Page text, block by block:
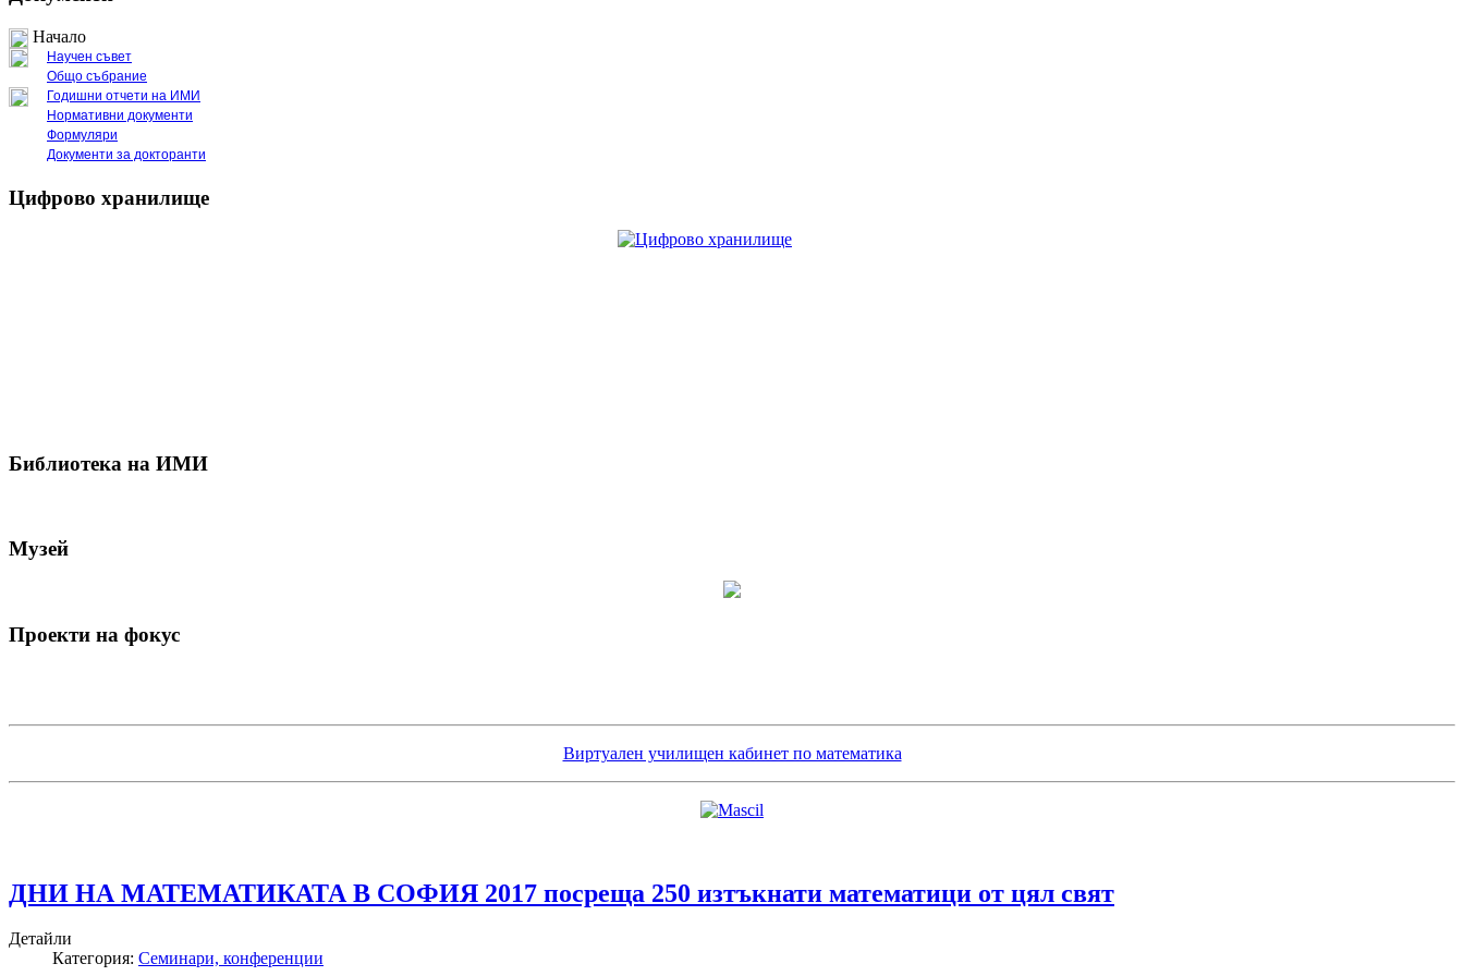
Начало
Научен съвет
Общо събрание
Годишни отчети на ИМИ
Нормативни документи
Формуляри
Документи за докторанти
Цифрово хранилище
Библиотека на ИМИ
Музей
Проекти на фокус
Виртуален училищен кабинет по математика
ДНИ НА МАТЕМАТИКАТА В СОФИЯ 2017 посреща 250 изтъкнати математици от цял свят
Детайли
Категория: Семинари, конференции